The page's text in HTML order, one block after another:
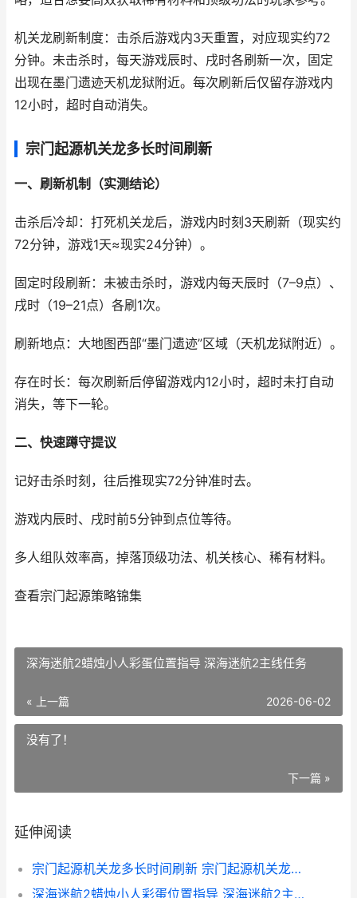
机关龙刷新制度：击杀后游戏内3天重置，对应现实约72
分钟。未击杀时，每天游戏辰时、戌时各刷新一次，固定
出现在墨门遗迹天机龙狱附近。每次刷新后仅留存游戏内
12小时，超时自动消失。
宗门起源机关龙多长时间刷新
一、刷新机制（实测结论）
击杀后冷却：打死机关龙后，游戏内时刻3天刷新（现实约
72分钟，游戏1天≈现实24分钟）。
固定时段刷新：未被击杀时，游戏内每天辰时（7–9点）、
戌时（19–21点）各刷1次。
刷新地点：大地图西部“墨门遗迹”区域（天机龙狱附近）。
存在时长：每次刷新后停留游戏内12小时，超时未打自动
消失，等下一轮。
二、快速蹲守提议
记好击杀时刻，往后推现实72分钟准时去。
游戏内辰时、戌时前5分钟到点位等待。
多人组队效率高，掉落顶级功法、机关核心、稀有材料。
查看宗门起源策略锦集
深海迷航2蜡烛小人彩蛋位置指导 深海迷航2主线任务
« 上一篇 2026-06-02
没有了！
下一篇 »
延伸阅读
宗门起源机关龙多长时间刷新 宗门起源机关龙多久刷新
深海迷航2蜡烛小人彩蛋位置指导 深海迷航2主线任务